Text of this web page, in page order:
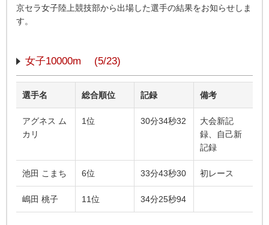
京セラ女子陸上競技部から出場した選手の結果をお知らせしま
す。
女子10000m (5/23)
アグネス ム
カリ
1位 30分34秒32
大会新記
録、自己新
記録
池田 こまち 6位 33分43秒30 初レース
嶋田 桃子 11位 34分25秒94
選手名 総合順位 記録 備考